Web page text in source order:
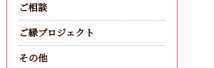
ご相談
ご縁プロジェクト
その他